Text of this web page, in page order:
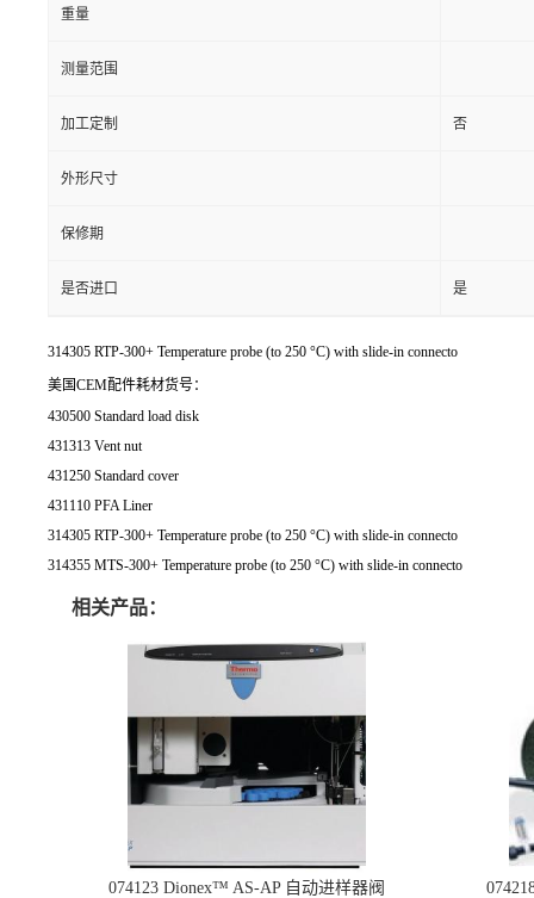
重量
测量范围
加工定制 否
外形尺寸
保修期
是否进口 是
314305 RTP-300+ Temperature probe (to 250 °C) with slide-in connecto
美国CEM配件耗材货号：
430500 Standard load disk
431313 Vent nut
431250 Standard cover
431110 PFA Liner
314305 RTP-300+ Temperature probe (to 250 °C) with slide-in connecto
314355 MTS-300+ Temperature probe (to 250 °C) with slide-in connecto
相关产品：
074123 Dionex™ AS-AP 自动进样器阀